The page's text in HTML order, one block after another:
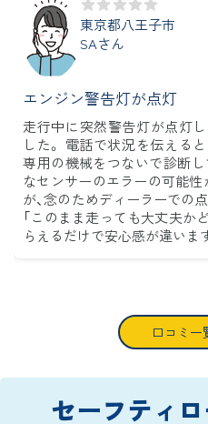
東京都八王子市
SAさん
エンジン警告灯が点灯
走行中に突然警告灯が点灯し
した。 電話で状況を伝える
専用の機械をつないで診断
なセンサーのエラーの可能
が、念のためディーラーでの
「このまま走っても大丈夫か
らえるだけで安心感が違いま
口コミ一
セーフティ